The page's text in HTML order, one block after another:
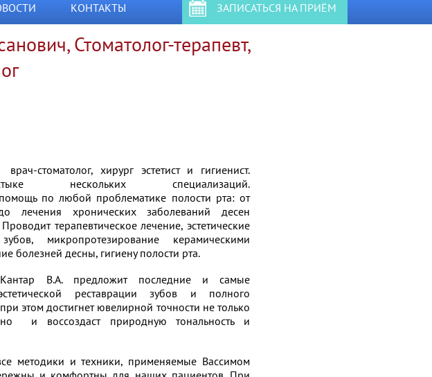
ЗАПИСАТЬСЯ НА ПРИЁМ
КОНТАКТЫ
Стоматолог-терапевт,
стоматолог, хирург эстетист и гигиенист.
нескольких специализаций.
по любой проблематике полости рта: от
лечения хронических заболеваний десен
терапевтическое лечение, эстетические
микропротезирование керамическими
болезней десны, гигиену полости рта.
В.А. предложит последние и самые
реставрации зубов и полного
этом достигнет ювелирной точности не только
и воссоздаст природную тональность и
методики и техники, применяемые Вассимом